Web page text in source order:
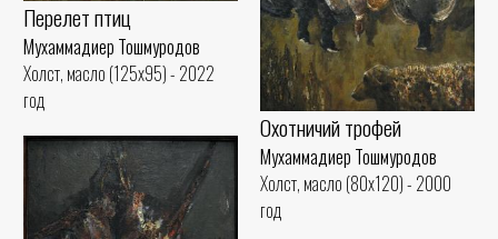
Перелет птиц
Мухаммадиер Тошмуродов
Холст, масло (125x95) - 2022
год
Охотничий трофей
Мухаммадиер Тошмуродов
Холст, масло (80x120) - 2000
год